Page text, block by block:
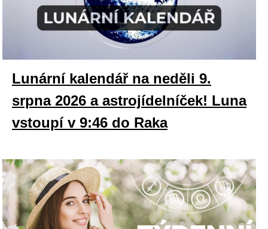
Lunární kalendář na neděli 9.
srpna 2026 a astrojídelníček! Luna
vstoupí v 9:46 do Raka